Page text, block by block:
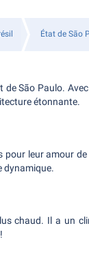
État de São
São Paulo.
étonnante.
leur amour
dynamique.
chaud. Il a un